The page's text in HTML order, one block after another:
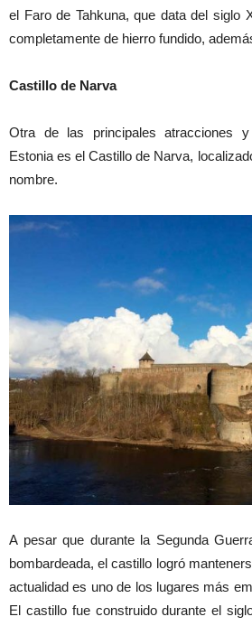
el Faro de Tahkuna, que data del siglo
completamente de hierro fundido,
Castillo de Narva
Otra de las principales atracciones
Estonia es el Castillo de Narva,
nombre.
A pesar que durante la Segunda
bombardeada, el castillo logró
actualidad es uno de los lugares más
El castillo fue construido durante el